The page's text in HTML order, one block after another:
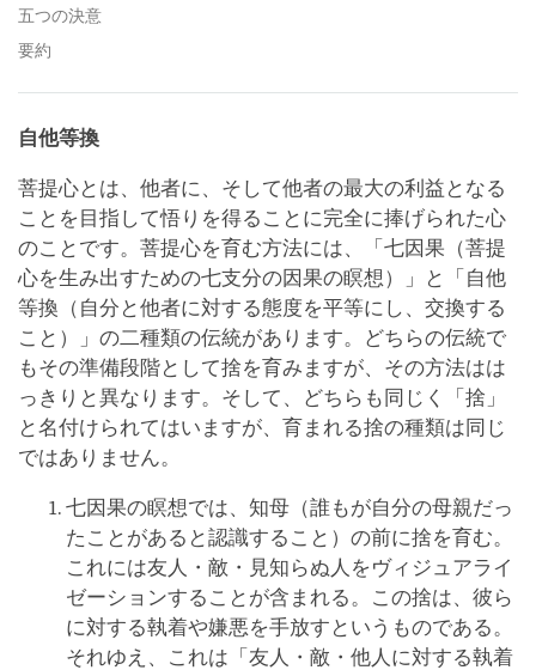
五つの決意
要約
自他等換
菩提心とは、他者に、そして他者の最大の利益となる
ことを目指して悟りを得ることに完全に捧げられた心
のことです。菩提心を育む方法には、「七因果（菩提
心を生み出すための七支分の因果の瞑想）」と「自他
等換（自分と他者に対する態度を平等にし、交換する
こと）」の二種類の伝統があります。どちらの伝統で
もその準備段階として捨を育みますが、その方法はは
っきりと異なります。そして、どちらも同じく「捨」
と名付けられてはいますが、育まれる捨の種類は同じ
ではありません。
七因果の瞑想では、知母（誰もが自分の母親だっ
たことがあると認識すること）の前に捨を育む。
これには友人・敵・見知らぬ人をヴィジュアライ
ゼーションすることが含まれる。この捨は、彼ら
に対する執着や嫌悪を手放すというものである。
それゆえ、これは「友人・敵・他人に対する執着